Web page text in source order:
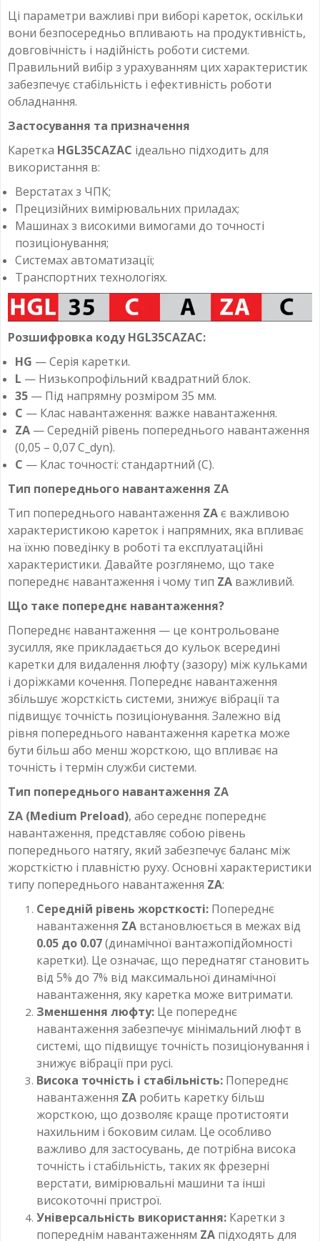
Ці параметри важливі при виборі кареток, оскільки
вони безпосередньо впливають на продуктивність,
довговічність і надійність роботи системи.
Правильний вибір з урахуванням цих характеристик
забезпечує стабільність і ефективність роботи
обладнання.
Застосування та призначення
Каретка HGL35CAZAC ідеально підходить для
використання в:
Верстатах з ЧПК;
Прецизійних вимірювальних приладах;
Машинах з високими вимогами до точності
позиціонування;
Системах автоматизації;
Транспортних технологіях.
Розшифровка коду HGL35CAZAC:
HG — Серія каретки.
L — Низькопрофільний квадратний блок.
35 — Під напрямну розміром 35 мм.
C — Клас навантаження: важке навантаження.
ZA — Середній рівень попереднього навантаження
(0,05 – 0,07 C_dyn).
C — Клас точності: стандартний (C).
Тип попереднього навантаження ZA
Тип попереднього навантаження ZAє важливою
характеристикою кареток і напрямних, яка впливає
на їхню поведінку в роботі та експлуатаційні
характеристики. Давайте розглянемо, що таке
попереднє навантаження і чому тип ZA важливий.
Що таке попереднє навантаження?
Попереднє навантаження — це контрольоване
зусилля, яке прикладається до кульок всередині
каретки для видалення люфту (зазору) між кульками
і доріжками кочення. Попереднє навантаження
збільшує жорсткість системи, знижує вібрації та
підвищує точність позиціонування. Залежно від
рівня попереднього навантаження каретка може
бути більш або менш жорсткою, що впливає на
точність і термін служби системи.
Тип попереднього навантаження ZA
ZA (Medium Preload), або середнє попереднє
навантаження, представляє собою рівень
попереднього натягу, який забезпечує баланс між
жорсткістю і плавністю руху. Основні характеристики
типу попереднього навантаження ZA:
Середній рівень жорсткості: Попереднє
навантаження ZA встановлюється в межах від
0.05 до 0.07(динамічної вантажопідйомності
каретки). Це означає, що переднатяг становить
від 5% до 7% від максимальної динамічної
навантаження, яку каретка може витримати.
Зменшення люфту: Це попереднє
навантаження забезпечує мінімальний люфт в
системі, що підвищує точність позиціонування і
знижує вібрації при русі.
Висока точність і стабільність: Попереднє
навантаження ZA робить каретку більш
жорсткою, що дозволяє краще протистояти
нахильним і боковим силам. Це особливо
важливо для застосувань, де потрібна висока
точність і стабільність, таких як фрезерні
верстати, вимірювальні машини та інші
високоточні пристрої.
Універсальність використання: Каретки з
попереднім навантаженням ZA підходять для